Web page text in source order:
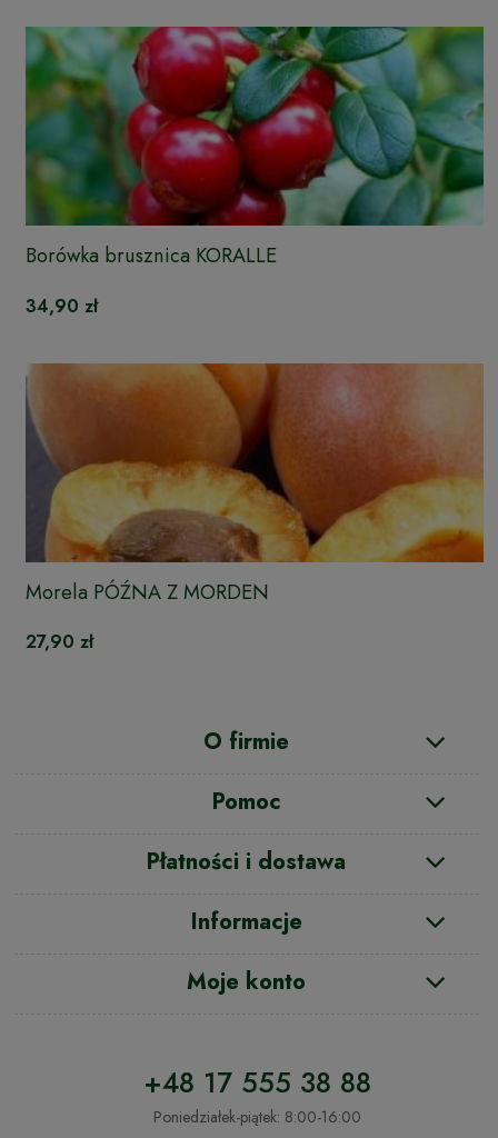
Borówka brusznica KORALLE
34,90 zł
Morela PÓŹNA Z MORDEN
27,90 zł
O firmie
Pomoc
Płatności i dostawa
Informacje
Moje konto
+48 17 555 38 88
Poniedziałek-piątek: 8:00-16:00